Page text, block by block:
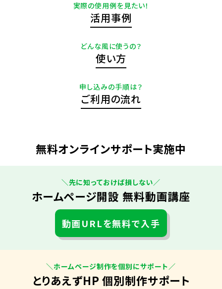
実際の使用例を見たい！
活用事例
どんな風に使うの？
使い方
申し込みの手順は？
ご利用の流れ
無料オンラインサポート実施中
＼先に知っておけば損しない／
ホームページ開設 無料動画講座
動画URLを無料で入手
＼ホームページ制作を個別にサポート／
とりあえずHP 個別制作サポート